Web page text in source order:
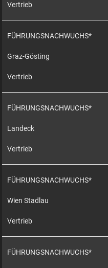
Vertrieb
FÜHRUNGSNACHWUCHS*
Graz-Gösting
Vertrieb
FÜHRUNGSNACHWUCHS*
Landeck
Vertrieb
FÜHRUNGSNACHWUCHS*
Wien Stadlau
Vertrieb
FÜHRUNGSNACHWUCHS*